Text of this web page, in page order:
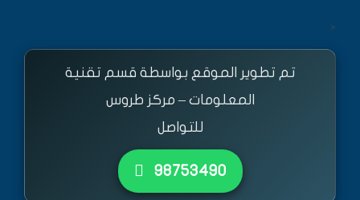
<
تم تطوير الموقع بواسطة قسم تقنية
المعلومات – مركز طروس
للتواصل
٩٨٧٥٣٤٩٠